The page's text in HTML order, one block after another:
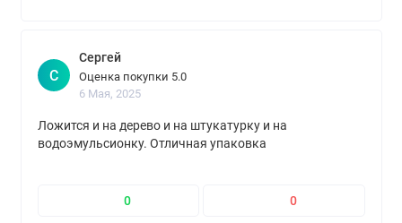
С
Сергей
Оценка покупки 5.0
6 Мая, 2025
Ложится и на дерево и на штукатурку и на
водоэмульсионку. Отличная упаковка
0 0